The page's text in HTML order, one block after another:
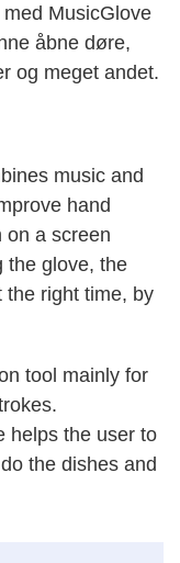
MusicGlove
åbne døre,
og meget andet.
music and
hand
on a screen
the glove, the
the right time, by
tool mainly for
helps the user to
the dishes and